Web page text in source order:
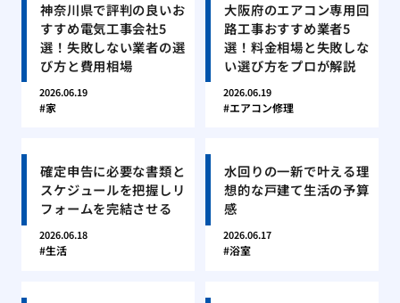
神奈川県で評判の良いお
すすめ電気工事会社5
選！失敗しない業者の選
び方と費用相場
2026.06.19
家
大阪府のエアコン専用回
路工事おすすめ業者5
選！料金相場と失敗しな
い選び方をプロが解説
2026.06.19
エアコン修理
確定申告に必要な書類と
スケジュールを把握しリ
フォームを完結させる
2026.06.18
生活
水回りの一新で叶える理
想的な戸建て生活の予算
感
2026.06.17
浴室